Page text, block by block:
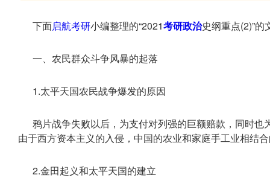
下面启航考研小编整理的“2021考研政治史纲重点(2)”
一、农民群众斗争风暴的起落
1.太平天国农民战争爆发的原因
鸦片战争失败以后，为支付对列强的巨额赔款，同时
由于西方资本主义的入侵，中国的农业和家庭手工业相结
2.金田起义和太平天国的建立